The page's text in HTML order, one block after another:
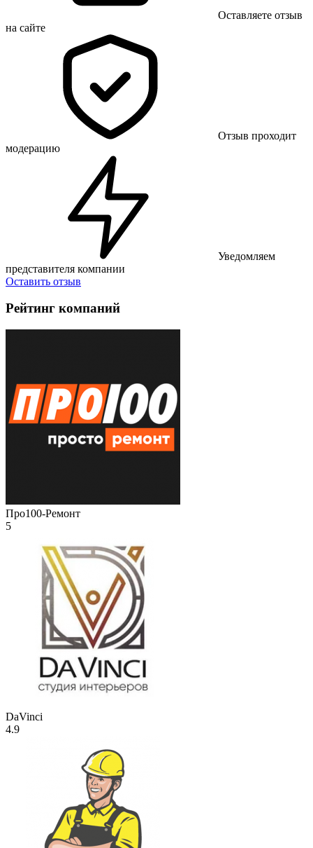
Оставляете отзыв
на сайте
Отзыв проходит
модерацию
Уведомляем
представителя компании
Оставить отзыв
Рейтинг компаний
Про100-Ремонт
5
DaVinci
4.9